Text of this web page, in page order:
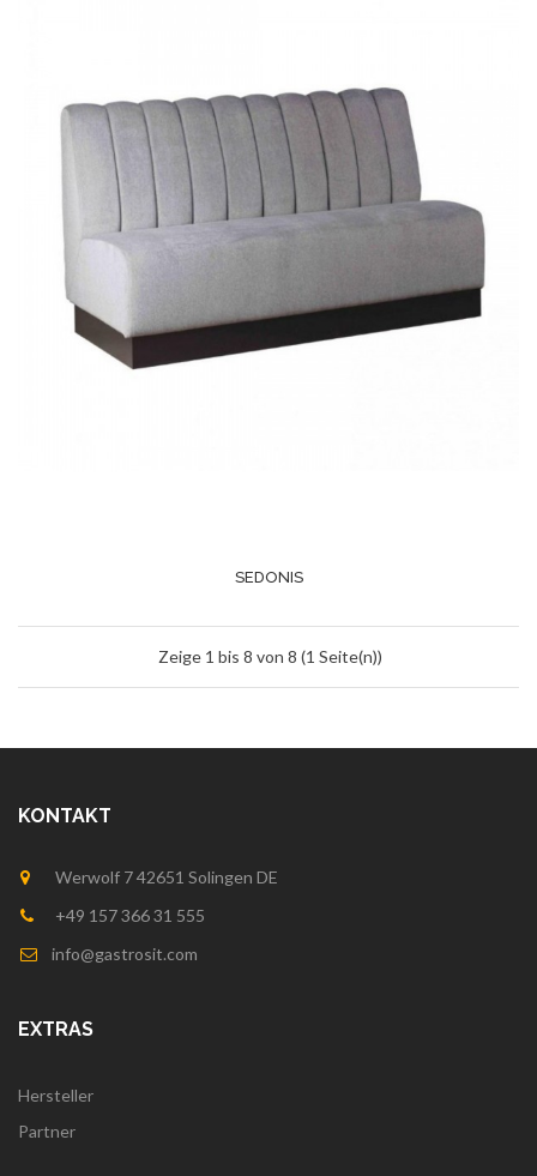
SEDONIS
Zeige 1 bis 8 von 8 (1 Seite(n))
KONTAKT
Werwolf 7 42651 Solingen DE
+49 157 366 31 555
info@gastrosit.com
EXTRAS
Hersteller
Partner